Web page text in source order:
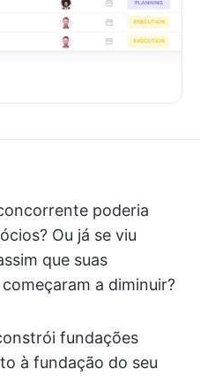
poderia
Ou já se viu
que suas
a diminuir?
fundações
à fundação do seu